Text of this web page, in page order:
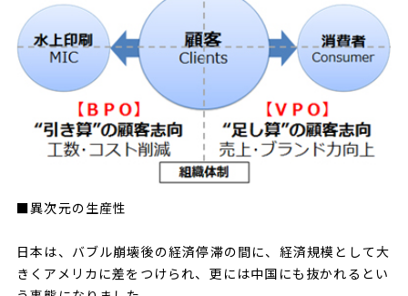
■異次元の生産性
日本は、バブル崩壊後の経済停滞の間に、経済規模として大
きくアメリカに差をつけられ、更には中国にも抜かれるとい